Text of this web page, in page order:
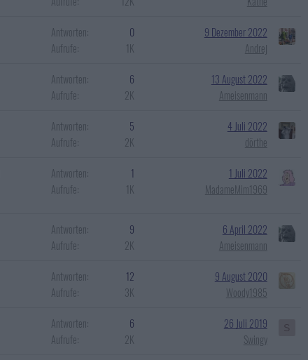
Antworten
0
Aufrufe
1K
9 Dezember 2022
Andrej
Antworten
6
Aufrufe
2K
13 August 2022
Ameisenmann
Antworten
5
Aufrufe
2K
4 Juli 2022
dörthe
Antworten
1
Aufrufe
1K
1 Juli 2022
MadameMim1969
Antworten
9
Aufrufe
2K
6 April 2022
Ameisenmann
Antworten
12
Aufrufe
3K
9 August 2020
Woody1985
Antworten
6
Aufrufe
2K
26 Juli 2019
Swingy
S